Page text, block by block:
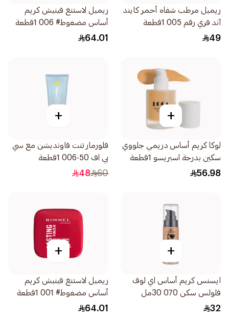
ريميل مرطب شفاه أحمر كايند
آند فري رقم 005 1قطعة
49
ريميل لاستنغ فينيش كريم
أساس مضغوط# 006 1قطعة
64.01
+
لوكا كريم أساس دريمي جلووي
سكين بدرجة اسبريسو 1قطعة
56.98
+
فلورمار تنت فاونديشن مع سي
بي اف 50-006 1قطعة
60
48
+
ايسنس كريم أساس اي لوف
فلولس سكن 070 30مل
32
+
ريميل لاستنغ فينيش كريم
أساس مضغوط# 001 1قطعة
64.01